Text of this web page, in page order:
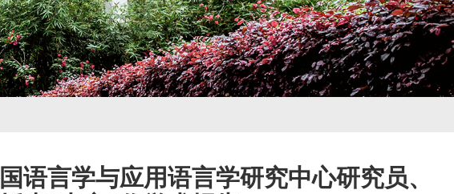
语言学与应用语言学研究中心研究员、